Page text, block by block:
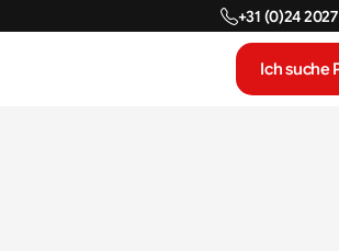
+31 (0)24
Ich suche